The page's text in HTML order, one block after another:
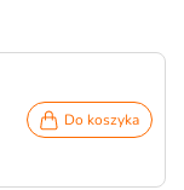
Do koszyka